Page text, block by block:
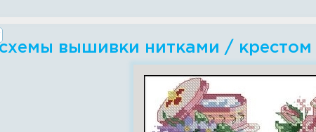
вышивки нитками / крестом